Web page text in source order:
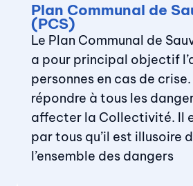
Plan Communal de
(PCS)
Le Plan Communal de
a pour principal objectif
personnes en cas de
répondre à tous les
affecter la Collectivité. Il
par tous qu’il est illusoire
l’ensemble des dangers